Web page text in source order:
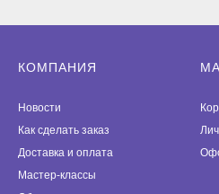
КОМПАНИЯ
Новости
Как сделать заказ
Доставка и оплата
Мастер-классы